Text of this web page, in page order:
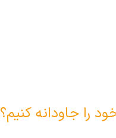
را جاودانه کنیم؟